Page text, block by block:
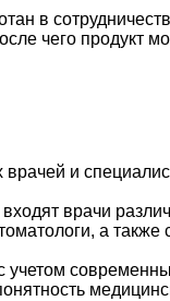
в
чего продукт
и
врачи
а
учетом